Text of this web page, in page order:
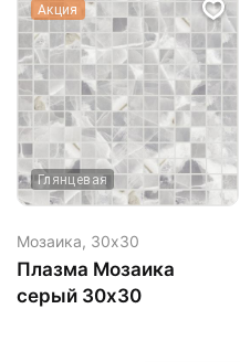
Акция
Глянцевая
Мозаика, 30х30
Плазма Мозаика
серый 30х30